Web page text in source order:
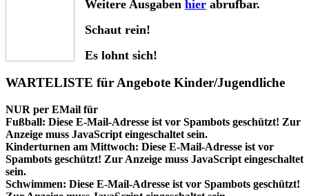
Weitere Ausgaben hier abrufbar.
Schaut rein!
Es lohnt sich!
WARTELISTE für Angebote Kinder/Jugendliche
NUR per EMail für
Fußball: Diese E-Mail-Adresse ist vor Spambots geschützt! Zur
Anzeige muss JavaScript eingeschaltet sein.
Kinderturnen am Mittwoch: Diese E-Mail-Adresse ist vor
Spambots geschützt! Zur Anzeige muss JavaScript eingeschaltet
sein.
Schwimmen: Diese E-Mail-Adresse ist vor Spambots geschützt!